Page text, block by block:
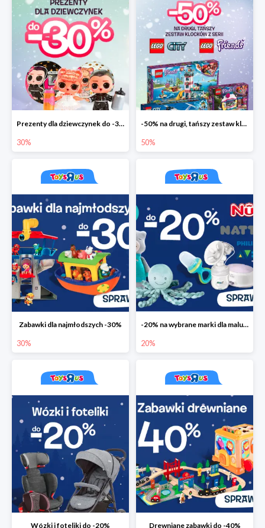
Prezenty dla dziewczynek do -30%
30%
-50% na drugi, tańszy zestaw klocków
50%
Zabawki dla najmłodszych -30%
30%
-20% na wybrane marki dla maluchów
20%
Wózki i foteliki do -20% Drewniane zabawki do -40%